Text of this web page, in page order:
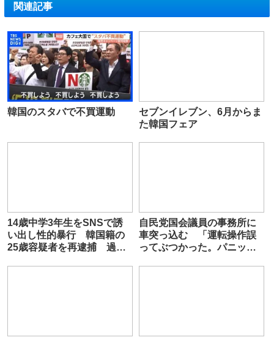
関連記事
韓国のスタバで不買運動
セブンイレブン、6月からま
た韓国フェア
14歳中学3年生をSNSで誘
い出し性的暴行 韓国籍の
25歳容疑者を再逮捕 過去
自民党国会議員の事務所に
車突っ込む 「運転操作誤
ってぶつかった。パニック